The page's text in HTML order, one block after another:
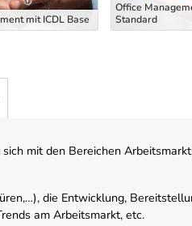
mit ICDL Base
Office
Standard
mit den Bereichen
die Entwicklung,
am Arbeitsmarkt, etc.